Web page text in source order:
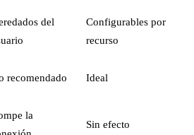
del
Configurables por
recurso
recomendado Ideal
la
Sin efecto